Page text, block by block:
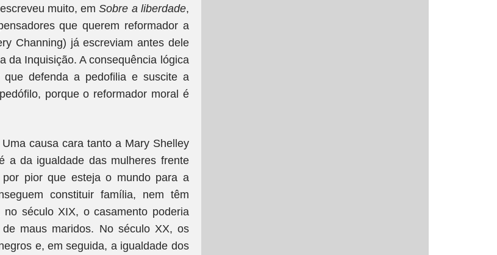
muito, em Sobre a liberdade,
que querem reformador a
Channing) já escreviam antes dele
da Inquisição. A consequência lógica
defenda a pedofilia e suscite a
porque o reformador moral é
causa cara tanto a Mary Shelley
a da igualdade das mulheres frente
pior que esteja o mundo para a
constituir família, nem têm
século XIX, o casamento poderia
maus maridos. No século XX, os
e, em seguida, a igualdade dos